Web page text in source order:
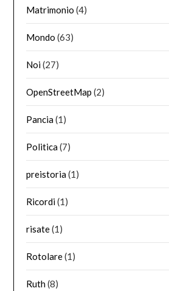
Matrimonio (4)
Mondo (63)
Noi(27)
OpenStreetMap (2)
Pancia(1)
Politica(7)
preistoria(1)
Ricordi(1)
risate(1)
Rotolare(1)
Ruth(8)